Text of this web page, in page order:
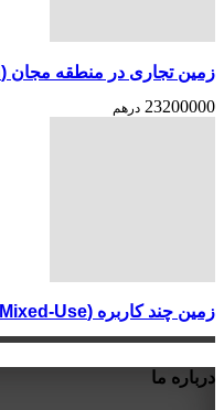
زمین تجاری در منطقه مجان (Majan)
23200000 درهم
زمین چند کاربره (Mixed-Use) در الجداف دبی (Jaddaf)
درباره ما